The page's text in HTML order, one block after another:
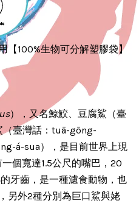
【100%生物可分解塑膠袋】
），又名鯨鮫、豆腐鯊（臺
臺灣話：tuā-gōng-
á-sua），是目前世界上現
個寬達1.5公尺的嘴巴，20
牙齒，是一種濾食動物，也
另外2種分別為巨口鯊與姥